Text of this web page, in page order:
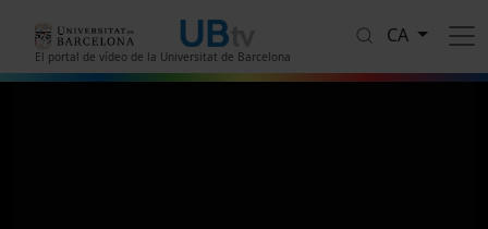
El portal de vídeo de la Universitat de Barcelona
CA